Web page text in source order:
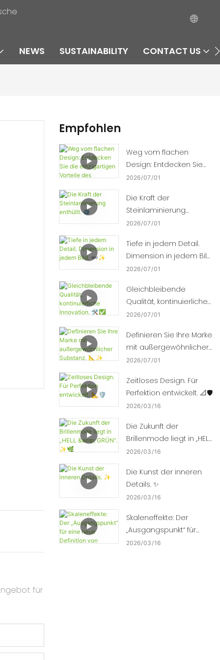
NEWS SUSTAINABILITY CONTACT US
für
Empfohlen
Weg vom flachen
Design: Entdecken Sie
die einzigartigen
Thermoformens. 🛠️📈
2026 07 01
Die Kraft der
Steinlaminierung
enthüllt. ⚙️
2026 07 01
Tiefe in jedem Detail.
Dimension in jedem Bild.
👓✨
2026 07 01
Gleichbleibende
Qualität, kontinuierliche
Innovation. 🛠️✅
2026 07 01
Definieren Sie Ihre Marke
mit außergewöhnlicher
Substanz. 📐✨
2026 07 01
Zeitloses Design. Für
Perfektion entwickelt. 📐🛡️
2026 03 16
Die Zukunft der
Brillenmode liegt in „HELL
& GRÜN“. ✨🌿
2026 03 16
Die Kunst der inneren
Details. ✨
2026 03 16
Skaleneffekte: Der
„Ausgangspunkt“ für
eine neue Definition von
2026 03 16